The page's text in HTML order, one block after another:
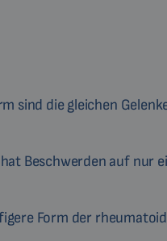
sind die gleichen
Beschwerden auf nur
Form der